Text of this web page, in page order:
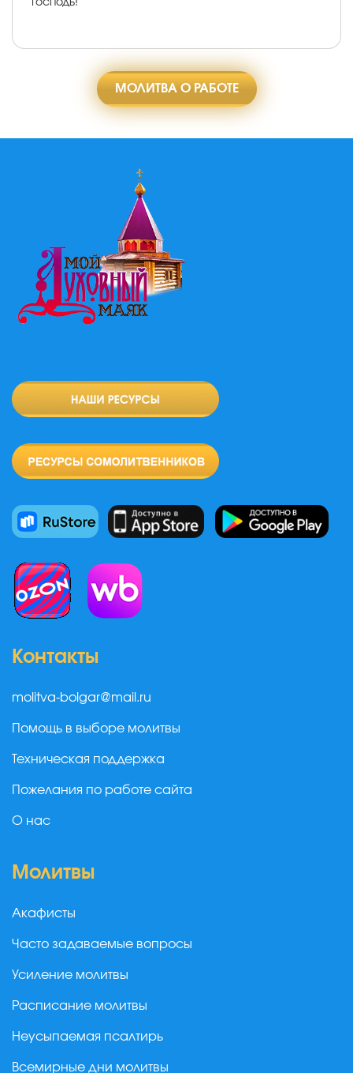
Господь!
МОЛИТВА О РАБОТЕ
Контакты
molitva-bolgar@mail.ru
Помощь в выборе молитвы
Техническая поддержка
Пожелания по работе сайта
О нас
Молитвы
Акафисты
Часто задаваемые вопросы
Усиление молитвы
Расписание молитвы
Неусыпаемая псалтирь
Всемирные дни молитвы